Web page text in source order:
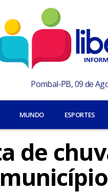
Pombal-PB, 09 de
MUNDO ESPORTES
de